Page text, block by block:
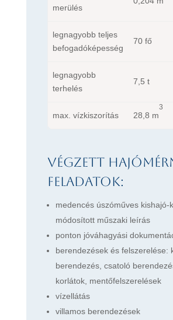
merülés
legnagyobb teljes
befogadóképesség
70 fő
legnagyobb
terhelés
7,5 t
max. vízkiszorítás 28,8 m
3
Végzett
feladatok:
medencés úszóműves kishajó-
módosított műszaki leírás
ponton jóváhagyási
berendezések és felszerelése:
berendezés, csatoló
korlátok, mentőfelszerelések
vízellátás
villamos berendezések